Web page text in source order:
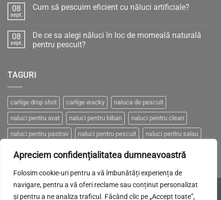
Apreciem confidențialitatea dumneavoastră
Folosim cookie-uri pentru a vă îmbunătăți experiența de
navigare, pentru a vă oferi reclame sau conținut personalizat
și pentru a ne analiza traficul. Făcând clic pe „Accept toate”,
la
Între
„Știință
sau
eficient
08
sept.
Cum să pescuim eficient cu năluci artificiale?
Cum
să
pescuim
artificiale?
08
sept.
De ce sa alegi năluci în loc de momeală naturală
pentru pescuit?
De
ce
năluci
în
loc
de
momeală
naturală
pentru
TAGURI
carlige drop shot carlige wacky naluca de pescuit
naluci pentru avat naluci pentru biban naluci pentru clean
naluci pentru pastrav naluci pentru pescuit naluci pentru salau
naluci pentru somn naluci pentru stiuca
Made with LOVE byBrand-it. Visa MasterCardCash